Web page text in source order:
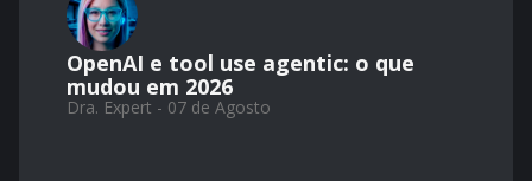
OpenAI e tool use agentic: o que
mudou em 2026
Dra. Expert - 07 de Agosto